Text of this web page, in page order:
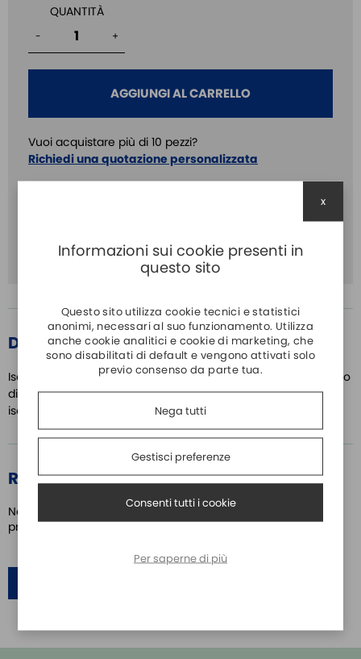
QUANTITÀ
- +
AGGIUNGI AL CARRELLO
Vuoi acquistare più di 10 pezzi?
Richiedi una quotazione personalizzata
Isolated: SI
DETTAGLI PRODOTTO
Isolatore galvanico V, mA. Tipo di ingresso,campo scala e tipo
di uscita configurabili da dip switch o P.C.Galvanicamente
isolato a 1500 Vac.
RECENSIONI
Nessuno ha ancora scritto una recensione su questo
prodotto
Informazioni sui cookie presenti in
questo sito
Questo sito utilizza cookie tecnici e statistici
anonimi, necessari al suo funzionamento. Utilizza
anche cookie analitici e cookie di marketing, che
sono disabilitati di default e vengono attivati solo
previo consenso da parte tua.
Nega tutti
Gestisci preferenze
Consenti tutti i cookie
Per saperne di più
x